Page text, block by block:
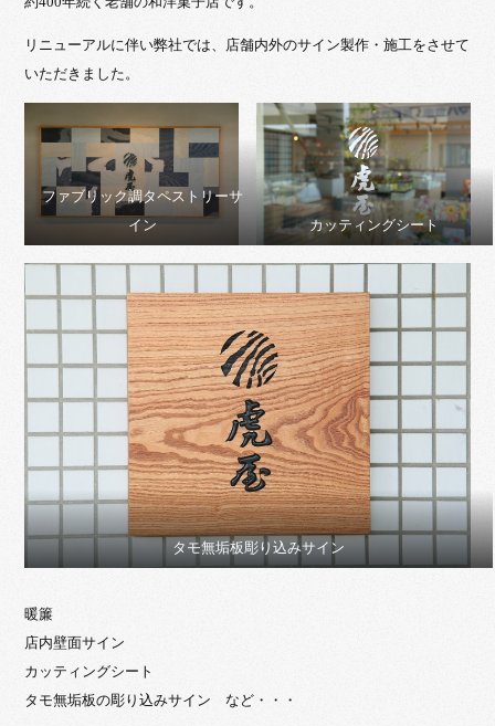
リニューアルに伴い弊社では、店舗内外のサイン製作・施工をさせて
いただきました。
ファブリック調タペストリーサ
イン
カッティングシート
タモ無垢板彫り込みサイン
暖簾
店内壁面サイン
カッティングシート
タモ無垢板の彫り込みサイン など・・・